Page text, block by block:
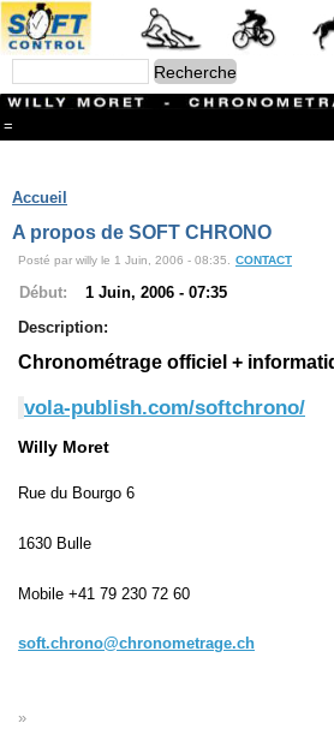
=
Branches
CONTACT
FriRun Cup
Ski ALPIN
Triathlon
Courses à pieds
VTT
Slalom In-Line
Caisse à savon
Coupe "Journal La Gruyère"
Hippisme
Archives
site map
Accueil
A propos de SOFT CHRONO
Posté par willy le 1 Juin, 2006 - 08:35. CONTACT
Début:
1 Juin, 2006 - 07:35
Description:
Chronométrage officiel +
vola-publish.com/softchrono/
Willy
Rue du
1630
Mobile +41 79
soft.chrono@chronometrage.ch
»